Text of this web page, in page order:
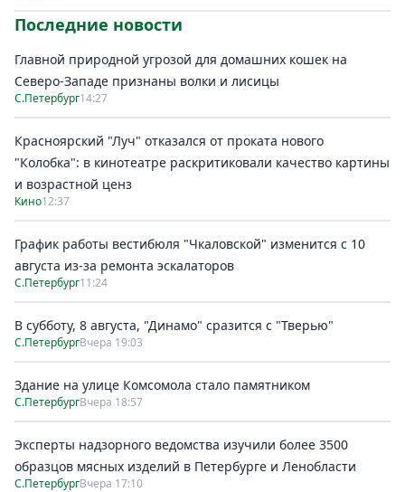
Последние новости
Главной природной угрозой для домашних кошек на
Северо-Западе признаны волки и лисицы
С.Петербург14:27
Красноярский "Луч" отказался от проката нового
"Колобка": в кинотеатре раскритиковали качество картины
и возрастной ценз
Кино12:37
График работы вестибюля "Чкаловской" изменится с 10
августа из-за ремонта эскалаторов
С.Петербург11:24
В субботу, 8 августа, "Динамо" сразится с "Тверью"
С.ПетербургВчера 19:03
Здание на улице Комсомола стало памятником
С.ПетербургВчера 18:57
Эксперты надзорного ведомства изучили более 3500
образцов мясных изделий в Петербурге и Ленобласти
С.ПетербургВчера 17:10